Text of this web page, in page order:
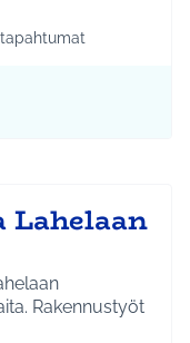
Tuusulan kylät
teeman mukaan:
Rakennustyöt